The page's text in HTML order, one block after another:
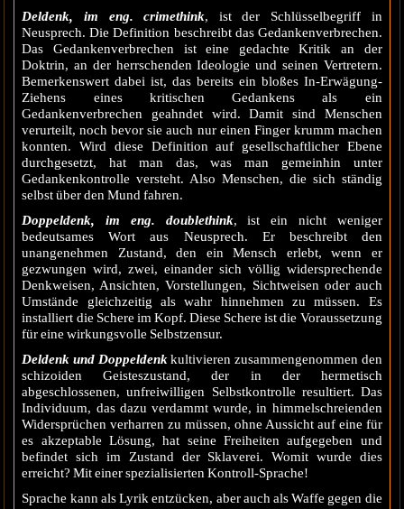
Deldenk, im eng. crimethink, ist der Schlüsselbegriff in
Neusprech. Die Definition beschreibt das Gedankenverbrechen.
Das Gedankenverbrechen ist eine gedachte Kritik an der
Doktrin, an der herrschenden Ideologie und seinen Vertretern.
Bemerkenswert dabei ist, das bereits ein bloßes In-Erwägung-
Ziehens eines kritischen Gedankens als ein
Gedankenverbrechen geahndet wird. Damit sind Menschen
verurteilt, noch bevor sie auch nur einen Finger krumm machen
konnten. Wird diese Definition auf gesellschaftlicher Ebene
durchgesetzt, hat man das, was man gemeinhin unter
Gedankenkontrolle versteht. Also Menschen, die sich ständig
selbst über den Mund fahren.
Doppeldenk, im eng. doublethink, ist ein nicht weniger
bedeutsames Wort aus Neusprech. Er beschreibt den
unangenehmen Zustand, den ein Mensch erlebt, wenn er
gezwungen wird, zwei, einander sich völlig widersprechende
Denkweisen, Ansichten, Vorstellungen, Sichtweisen oder auch
Umstände gleichzeitig als wahr hinnehmen zu müssen. Es
installiert die Schere im Kopf. Diese Schere ist die Voraussetzung
für eine wirkungsvolle Selbstzensur.
Deldenk und Doppeldenkkultivieren zusammengenommen den
schizoiden Geisteszustand, der in der hermetisch
abgeschlossenen, unfreiwilligen Selbstkontrolle resultiert. Das
Individuum, das dazu verdammt wurde, in himmelschreienden
Widersprüchen verharren zu müssen, ohne Aussicht auf eine für
es akzeptable Lösung, hat seine Freiheiten aufgegeben und
befindet sich im Zustand der Sklaverei. Womit wurde dies
erreicht? Mit einer spezialisierten Kontroll-Sprache!
Sprache kann als Lyrik entzücken, aber auch als Waffe gegen die